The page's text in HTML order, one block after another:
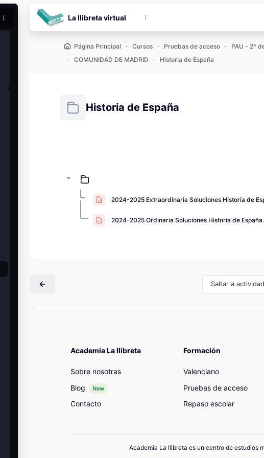
Buscar
La llibreta virtual
Página Principal Cursos Pruebas de acceso PAU - 2º
COMUNIDAD DE MADRID
Historia de España
Historia de España
2024-2025 Extraordinaria Soluciones Historia de
2024-2025 Ordinaria Soluciones Historia de
Saltar a actividad
Academia La llibreta
Sobre nosotras
Blog
New
Contacto
Formación
Valenciano
Pruebas de acceso
Repaso escolar
Academia La llibreta es un centro de estudios